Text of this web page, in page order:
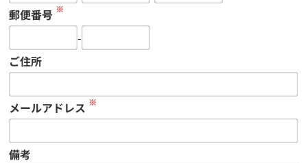
郵便番号 ※
-
ご住所
メールアドレス ※
備考